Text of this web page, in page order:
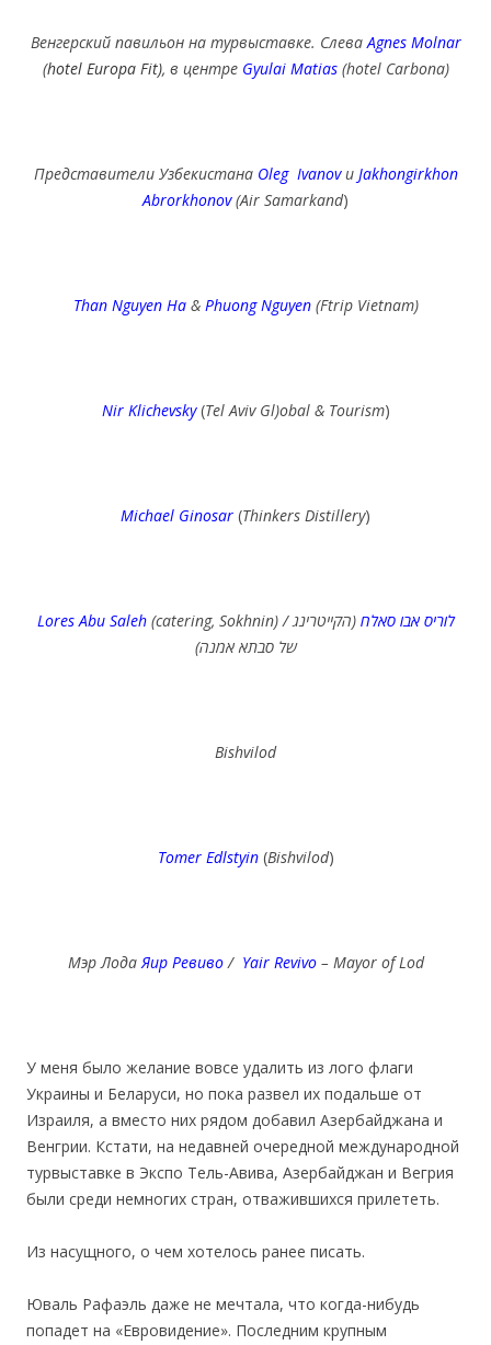
Венгерский павильон на турвыставке. Слева Agnes Molnar
(hotel Europa Fit), в центре Gyulai Matias(hotel Carbona)
Представители Узбекистана Oleg Ivanovи Jakhongirkhon
Abrorkhonov(Air Samarkand)
Than Nguyen Ha& Phuong Nguyen(Ftrip Vietnam)
Nir Klichevsky (Tel Aviv Gl)obal & Tourism)
Michael Ginosar (Thinkers Distillery)
Lores Abu Saleh(catering, Sokhnin) / לוריס אבו סאלח (הקייטרינג
של סבתא אמנה)
Bishvilod
Tomer Edlstyin(Bishvilod)
Мэр Лода Яир Ревиво/ Yair Revivo– Mayor of Lod
У меня было желание вовсе удалить из лого флаги
Украины и Беларуси, но пока развел их подальше от
Израиля, а вместо них рядом добавил Азербайджана и
Венгрии. Кстати, на недавней очередной международной
турвыставке в Экспо Тель-Авива, Азербайджан и Вегрия
были среди немногих стран, отважившихся прилететь.
Из насущного, о чем хотелось ранее писать.
Юваль Рафаэль даже не мечтала, что когда-нибудь
попадет на «Евровидение». Последним крупным